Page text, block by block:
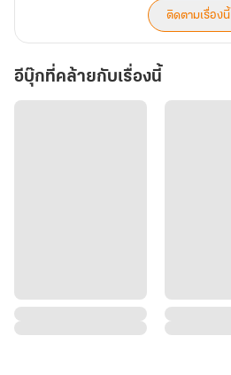
ติดตามเรื่องนี้
อีบุ๊กที่คล้ายกับเรื่องนี้